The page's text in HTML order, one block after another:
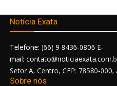
Notícia Exata
Telefone: (66) 9 8436-0806 E-
mail:
Setor A, Centro, CEP: 78580-
Sobre nós